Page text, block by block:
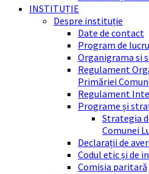
INSTITUȚIE
Despre instituție
Date de contact
Program de
Organigrama si
Regulament
Primăriei
Regulament
Programe și
Strategia
Comunei
Declarații de
Codul etic și de
Comisia paritară